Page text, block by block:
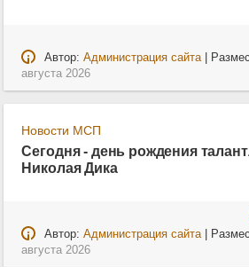
Автор: Администрация сайта|
августа 2026
Новости МСП
Сегодня - день рождения
Николая Дика
Автор: Администрация сайта|
августа 2026